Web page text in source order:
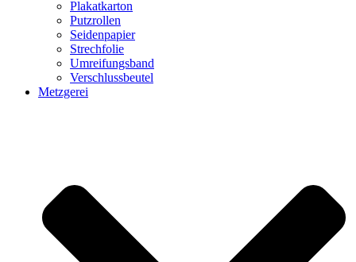
Plakatkarton
Putzrollen
Seidenpapier
Strechfolie
Umreifungsband
Verschlussbeutel
Metzgerei